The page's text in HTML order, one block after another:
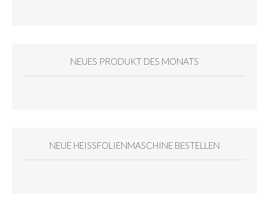
NEUES PRODUKT DES MONATS
NEUE HEISSFOLIENMASCHINE BESTELLEN